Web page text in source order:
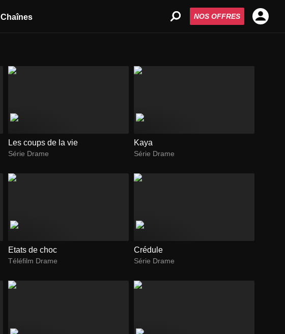
Chaînes NOS OFFRES
Les coups de la vie
Série Drame
Kaya
Série Drame
Etats de choc
Téléfilm Drame
Crédule
Série Drame